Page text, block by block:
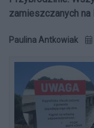
zamieszczanych na
Paulina Antkowiak